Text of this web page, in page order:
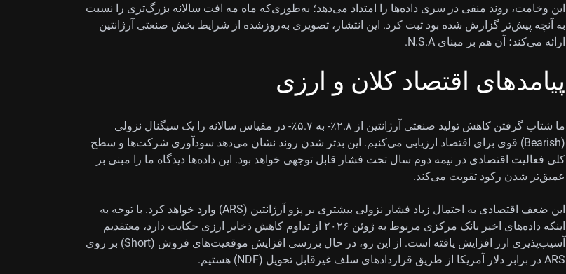
این وخامت، روند منفی در سری داده‌ها را امتداد می‌دهد؛ به‌طوری‌که ماه مه افت سالانه بزرگ‌تری را نسبت
به آنچه پیش‌تر گزارش شده بود ثبت کرد. این انتشار، تصویری به‌روزشده از شرایط بخش صنعتی آرژانتین
ارائه می‌کند؛ آن هم بر مبنای N.S.A.
پیامدهای اقتصاد کلان و ارزی
ما شتاب گرفتن کاهش تولید صنعتی آرژانتین از ۲.۸٪- به ۵.۷٪- در مقیاس سالانه را یک سیگنال نزولی
(Bearish) قوی برای اقتصاد ارزیابی می‌کنیم. این بدتر شدن روند نشان می‌دهد سودآوری شرکت‌ها و سطح
کلی فعالیت اقتصادی در نیمه دوم سال تحت فشار قابل توجهی خواهد بود. این داده‌ها دیدگاه ما را مبنی بر
عمیق‌تر شدن رکود تقویت می‌کند.
این ضعف اقتصادی به احتمال زیاد فشار نزولی بیشتری بر پزو آرژانتین (ARS) وارد خواهد کرد. با توجه به
اینکه داده‌های اخیر بانک مرکزی مربوط به ژوئن ۲۰۲۶ از تداوم کاهش ذخایر ارزی حکایت دارد، معتقدیم
آسیب‌پذیری ارز افزایش یافته است. از این رو، در حال بررسی افزایش موقعیت‌های فروش (Short) بر روی
ARS در برابر دلار آمریکا از طریق قراردادهای سلف غیرقابل تحویل (NDF) هستیم.